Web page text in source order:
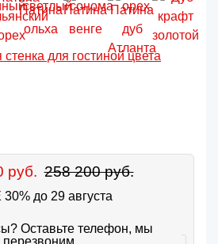
руб. 258 200 руб.
30% до 29 августа
Оставьте телефон, мы
перезвоним.